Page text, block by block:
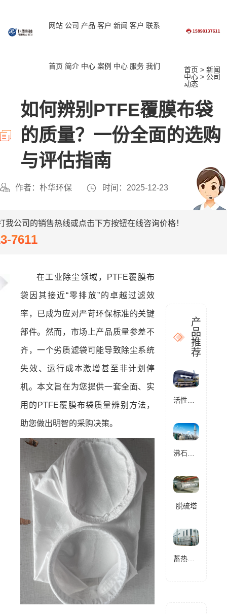
网站
首页
公司
简介
产品
中心
客户
案例
新闻
中心
客户
服务
联系
我们 首页 >新闻
中心 > 公司
动态
如何辨别PTFE覆膜布袋
的质量？一份全面的选购
与评估指南
作者：朴华环保 时间：2025-12-23
公司的销售热线或点击下方按钮在线咨询价格！
7611
在工业除尘领域，PTFE覆膜布
袋因其接近“零排放”的卓越过滤效
率，已成为应对严苛环保标准的关键
部件。然而，市场上产品质量参差不
齐，一个劣质滤袋可能导致除尘系统
失效、运行成本激增甚至非计划停
机。本文旨在为您提供一套全面、实
用的PTFE覆膜布袋质量辨别方法，
助您做出明智的采购决策。
产
品
推
荐
脱硫塔